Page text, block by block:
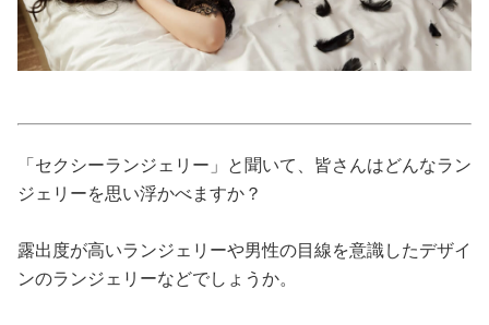
グルメ
トラベル
占い
性と愛
「セクシーランジェリー」と聞いて、皆さんはどんなラン
ジェリーを思い浮かべますか？
露出度が高いランジェリーや男性の目線を意識したデザイ
ンのランジェリーなどでしょうか。